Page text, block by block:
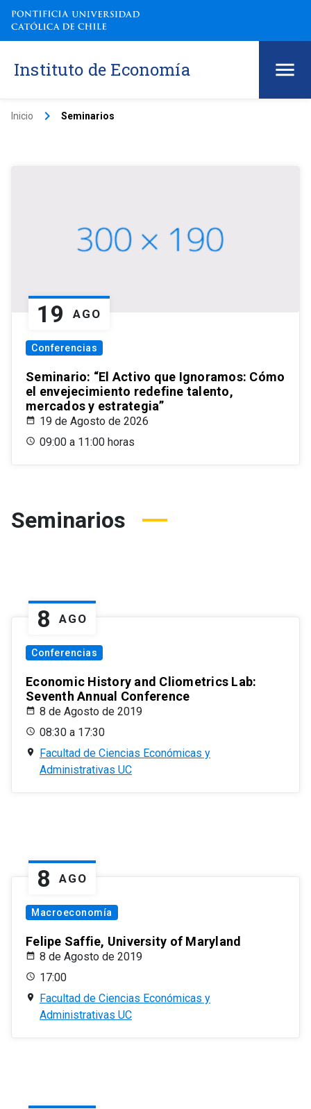
Instituto de Economía
Inicio keyboard_arrow_right Seminarios
19 AGO
Conferencias
Seminario: “El Activo que Ignoramos: Cómo
el envejecimiento redefine talento,
mercados y estrategia”
19 de Agosto de 2026
09:00 a 11:00 horas
Seminarios
8 AGO
Conferencias
Economic History and Cliometrics Lab:
Seventh Annual Conference
8 de Agosto de 2019
08:30 a 17:30
Facultad de Ciencias Económicas y
Administrativas UC
8 AGO
Macroeconomía
Felipe Saffie, University of Maryland
8 de Agosto de 2019
17:00
Facultad de Ciencias Económicas y
Administrativas UC